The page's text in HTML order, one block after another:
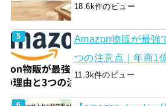
18.6k件のビュー
Amazon物販が最強
つの注意点｜年商1
11.3k件のビュー